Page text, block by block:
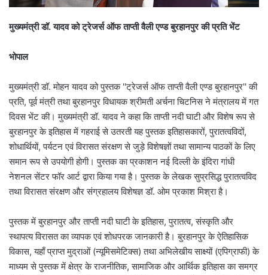
मुख्यमंत्री डॉ. यादव को ट्रेजर्स ऑफ ताप्ती वैली एण्ड बुरहानपुर की प्रति भेंट
भोपाल
मुख्यमंत्री डॉ. मोहन यादव को पुस्तक ''ट्रेजर्स ऑफ ताप्ती वैली एण्ड बुरहानपुर'' की
प्रति, पूर्व मंत्री तथा बुरहानपुर विधायक श्रीमती अर्चना चिटनिस ने मंत्रालय में गत
दिवस भेंट की। मुख्यमंत्री डॉ. यादव ने कहा कि ताप्ती नदी घाटी और विशेष रूप से
बुरहानपुर के इतिहास में गहराई से उतरती यह पुस्तक इतिहासकारों, पुरातत्वविदों,
शोधार्थियों, पर्यटन एवं विरासत संरक्षण से जुड़े विशेषज्ञों तथा सामान्य पाठकों के लिए
समान रूप से उपयोगी होगी। पुस्तक का प्रकाशन नई दिल्ली के इंदिरा गांधी
नेशनल सेंटर फॉर आर्ट द्वारा किया गया है। पुस्तक के लेखक सुप्रसिद्ध पुरातत्वविद
तथा विरासत संरक्षण और संग्रहालय विशेषज्ञ डॉ. ओम प्रकाश मिश्रा है।
पुस्तक में बुरहानपुर और ताप्ती नदी घाटी के इतिहास, पुरातत्व, संस्कृति और
स्थापत्य विरासत का व्यापक एवं शोधपरक जानकारी है। बुरहानपुर के ऐतिहासिक
विकास, यहाँ प्राप्त मुद्राओं (न्यूमिसमेटिक्स) तथा अभिलेखीय साक्ष्यों (एपिग्राफी) के
माध्यम से पुस्तक में क्षेत्र के राजनीतिक, सामाजिक और आर्थिक इतिहास का समग्र